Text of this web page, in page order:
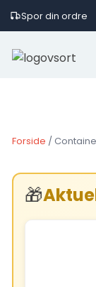
Spor din ordre
Forside /
🎁